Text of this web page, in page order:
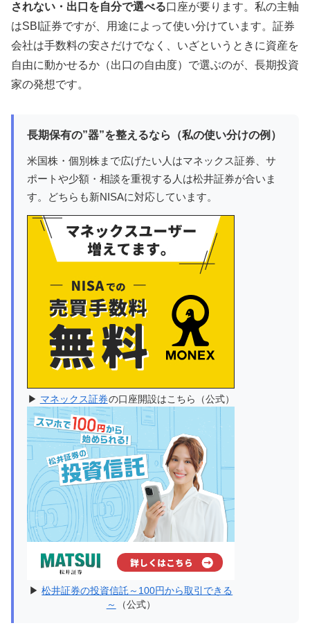
されない・出口を自分で選べる口座が要ります。私の主軸
はSBI証券ですが、用途によって使い分けています。証券
会社は手数料の安さだけでなく、いざというときに資産を
自由に動かせるか（出口の自由度）で選ぶのが、長期投資
家の発想です。
長期保有の”器”を整えるなら（私の使い分けの例）
米国株・個別株まで広げたい人はマネックス証券、サ
ポートや少額・相談を重視する人は松井証券が合いま
す。どちらも新NISAに対応しています。
▶ マネックス証券の口座開設はこちら（公式）
▶松井証券の投資信託～100円から取引できる
～
（公式）